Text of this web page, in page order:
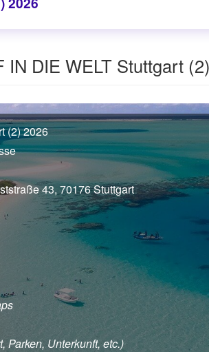
DIE WELT Stuttgart
(2) 2026
43, 70176 Stuttgart
Parken, Unterkunft, etc.)